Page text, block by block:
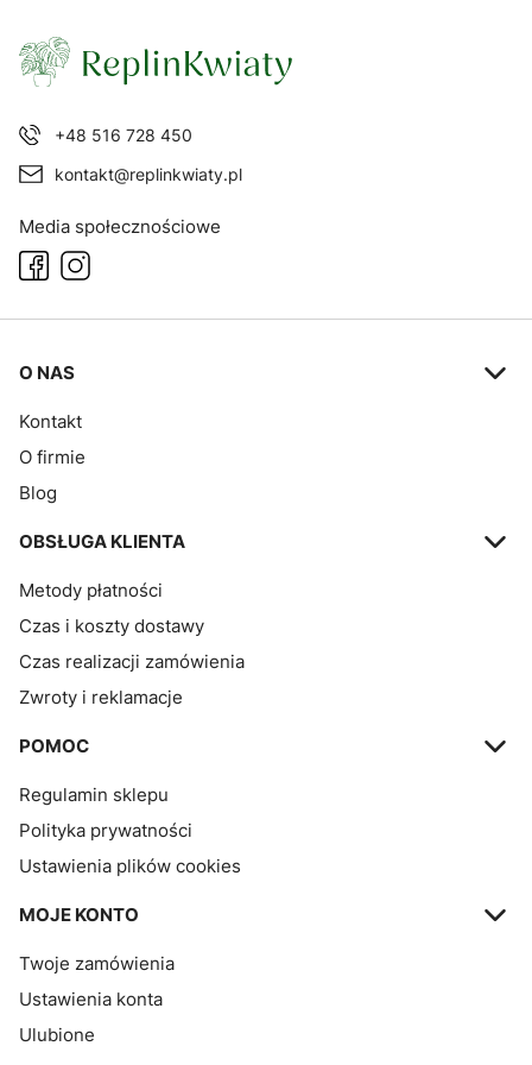
+48 516 728 450
kontakt@replinkwiaty.pl
Media społecznościowe
Linki w stopce
O NAS
Kontakt
O firmie
Blog
OBSŁUGA KLIENTA
Metody płatności
Czas i koszty dostawy
Czas realizacji zamówienia
Zwroty i reklamacje
POMOC
Regulamin sklepu
Polityka prywatności
Ustawienia plików cookies
MOJE KONTO
Twoje zamówienia
Ustawienia konta
Ulubione